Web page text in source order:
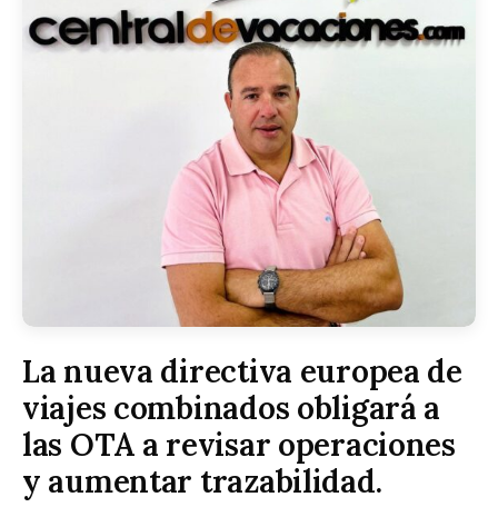
La nueva directiva europea de
viajes combinados obligará a
las OTA a revisar operaciones
y aumentar trazabilidad.